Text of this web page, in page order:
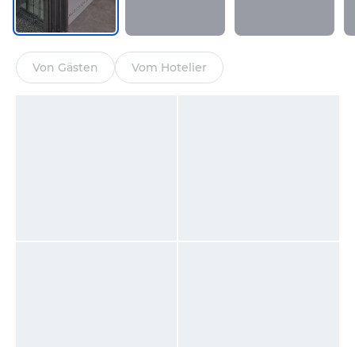
Von Gästen Vom Hotelier